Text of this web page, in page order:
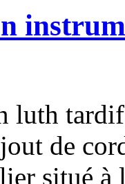
luth
de
situé à